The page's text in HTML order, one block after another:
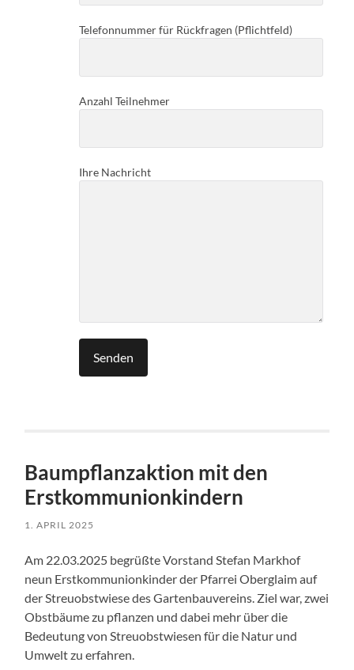
Telefonnummer für Rückfragen (Pflichtfeld)
Anzahl Teilnehmer
Ihre Nachricht
Baumpflanzaktion mit den
Erstkommunionkindern
1. APRIL 2025
Am 22.03.2025 begrüßte Vorstand Stefan Markhof
neun Erstkommunionkinder der Pfarrei Oberglaim auf
der Streuobstwiese des Gartenbauvereins. Ziel war, zwei
Obstbäume zu pflanzen und dabei mehr über die
Bedeutung von Streuobstwiesen für die Natur und
Umwelt zu erfahren.